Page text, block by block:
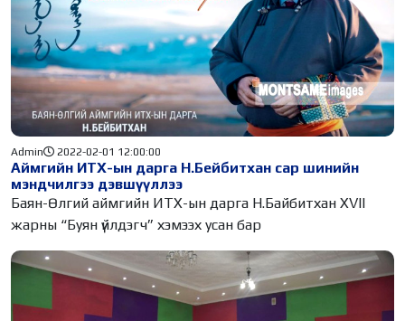
Аймгийн ИТХ-ын дарга Н.Бейбитхан сар шинийн
мэндчилгээ дэвшүүллээ
Admin 2022-02-01 12:00:00
Баян-Өлгий аймгийн ИТХ-ын дарга Н.Байбитхан XVII
жарны “Буян үйлдэгч” хэмээх усан бар